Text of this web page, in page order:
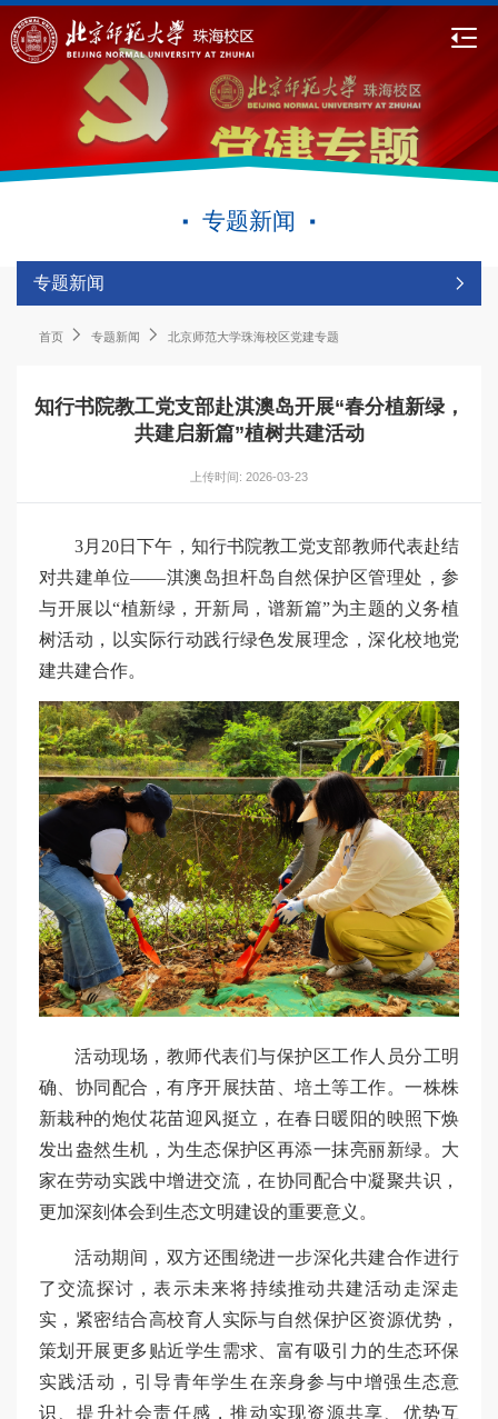
专题新闻
专题新闻
首页 专题新闻 北京师范大学珠海校区党建专题
知行书院教工党支部赴淇澳岛开展“春分植新绿，
共建启新篇”植树共建活动
上传时间: 2026-03-23
3月20日下午，知行书院教工党支部教师代表赴结
对共建单位——淇澳岛担杆岛自然保护区管理处，参
与开展以“植新绿，开新局，谱新篇”为主题的义务植
树活动，以实际行动践行绿色发展理念，深化校地党
建共建合作。
活动现场，教师代表们与保护区工作人员分工明
确、协同配合，有序开展扶苗、培土等工作。一株株
新栽种的炮仗花苗迎风挺立，在春日暖阳的映照下焕
发出盎然生机，为生态保护区再添一抹亮丽新绿。大
家在劳动实践中增进交流，在协同配合中凝聚共识，
更加深刻体会到生态文明建设的重要意义。
活动期间，双方还围绕进一步深化共建合作进行
了交流探讨，表示未来将持续推动共建活动走深走
实，紧密结合高校育人实际与自然保护区资源优势，
策划开展更多贴近学生需求、富有吸引力的生态环保
实践活动，引导青年学生在亲身参与中增强生态意
识、提升社会责任感，推动实现资源共享、优势互